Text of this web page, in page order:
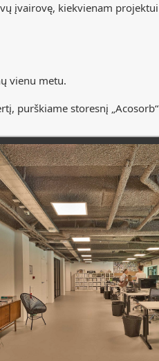
įvairovę, kiekvienam
vienu metu.
purškiame storesnį